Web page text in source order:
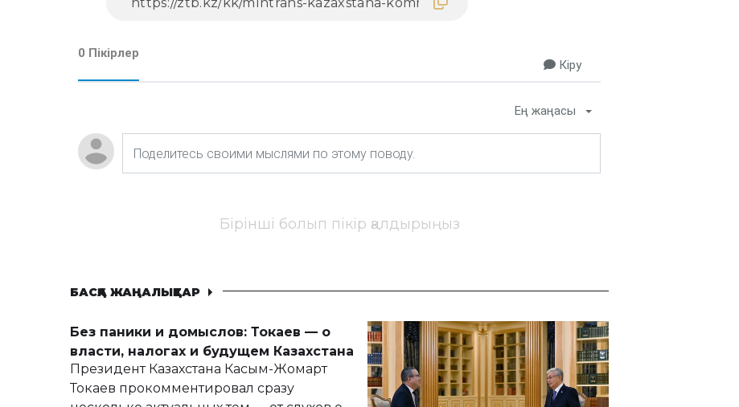
0 Пікірлер
Кіру
Ең жаңасы
Бірінші болып пікір қалдырыңыз
БАСҚА ЖАҢАЛЫҚТАР
Без паники и домыслов: Токаев — о
власти, налогах и будущем Казахстана
Президент Казахстана Касым-Жомарт
Токаев прокомментировал сразу